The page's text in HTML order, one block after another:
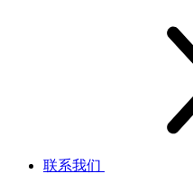
联系我们